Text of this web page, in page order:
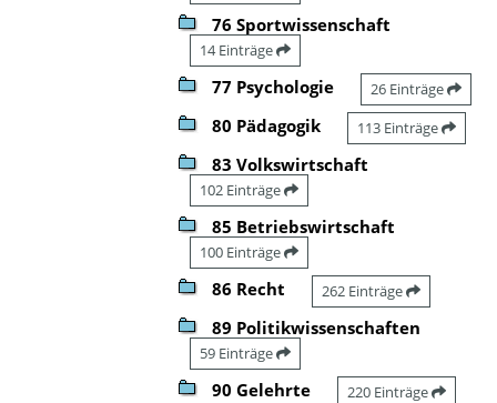
76 Sportwissenschaft
14 Einträge
77 Psychologie 26 Einträge
80 Pädagogik 113 Einträge
83 Volkswirtschaft
102 Einträge
85 Betriebswirtschaft
100 Einträge
86 Recht 262 Einträge
89 Politikwissenschaften
59 Einträge
90 Gelehrte 220 Einträge